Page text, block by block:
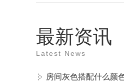
最新资讯
Latest News
房间灰色搭配什么颜